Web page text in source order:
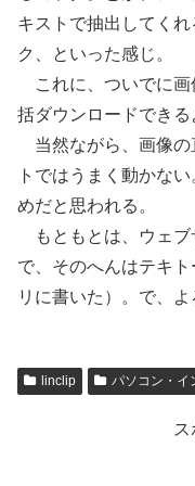
キストで抽出してく
ク、といった感じ。
これに、ついでに画
括ダウンロードできる
当然ながら、画像の
トではうまく動かな
めだと思われる。
もともとは、ウェブ
で、そのへんはテキ
リに書いた）。で、よ
linclip パソコン・イ